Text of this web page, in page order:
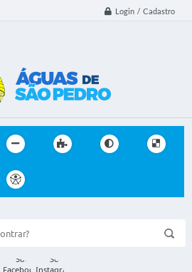
Login / Cadastro